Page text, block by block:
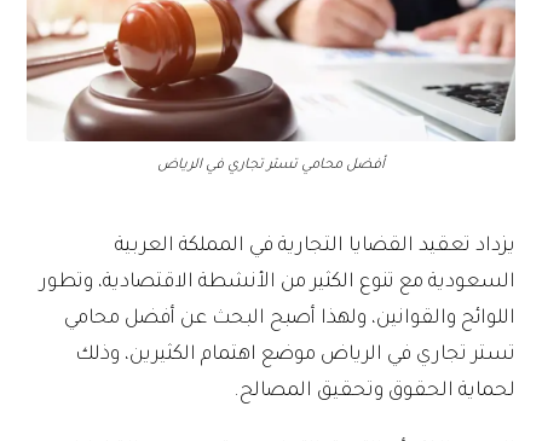
أفضل محامي تستر تجاري في الرياض
يزداد تعقيد القضايا التجارية في المملكة العربية
السعودية مع تنوع الكثير من الأنشطة الاقتصادية، وتطور
اللوائح والقوانين، ولهذا أصبح البحث عن أفضل محامي
تستر تجاري في الرياض موضع اهتمام الكثيرين، وذلك
لحماية الحقوق وتحقيق المصالح.